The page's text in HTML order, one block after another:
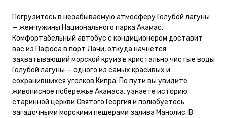
Погрузитесь в незабываемую атмосферу Голубой лагуны
— жемчужины Национального парка Акамас.
Комфортабельный автобус с кондиционером доставит
вас из Пафоса в порт Лачи, откуда начнется
захватывающий морской круиз в кристально чистые воды
Голубой лагуны — одного из самых красивых и
сохранившихся уголков Кипра. По пути вы увидите
живописное побережье Акамаса, узнаете историю
старинной церкви Святого Георгия и полюбуетесь
загадочными морскими пещерами залива Манолис. В